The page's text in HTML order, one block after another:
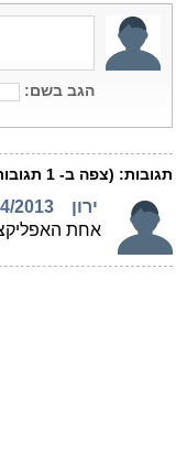
הגב בשם:
תגובות: (צפה ב- 1
ירון
2013
אחת